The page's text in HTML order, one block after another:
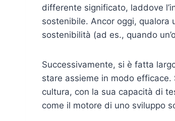
differente significato, laddove
sostenibile. Ancor oggi, qualora
sostenibilità (ad es., quando
Successivamente, si è fatta
stare assieme in modo efficace.
cultura, con la sua capacità di
come il motore di uno sviluppo